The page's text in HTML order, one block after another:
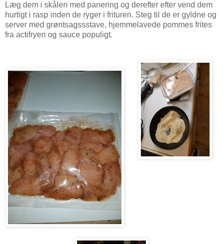
Læg dem i skålen med panering og derefter efter vend dem
hurtigt i rasp inden de ryger i frituren. Steg til de er gyldne og
server med grøntsagssstave, hjemmelavede pommes frites
fra actifryen og sauce populigt.